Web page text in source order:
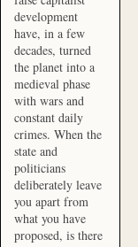
development
have, in a few
decades, turned
the planet into a
medieval phase
with wars and
constant daily
crimes. When the
state and
politicians
deliberately leave
you apart from
what you have
proposed, is there